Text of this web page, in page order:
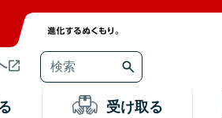
受け取る